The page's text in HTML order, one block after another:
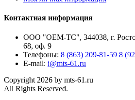
Контактная информация
ООО "ОЕМ-ТС", 344038, г.
68, оф. 9
Телефоны: 8 (863) 209-81-59 8
E-mail: i@mts-61.ru
Copyright 2026 by mts-61.ru
All Rights Reserved.